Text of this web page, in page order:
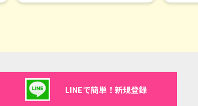
LINEで簡単！新規登録